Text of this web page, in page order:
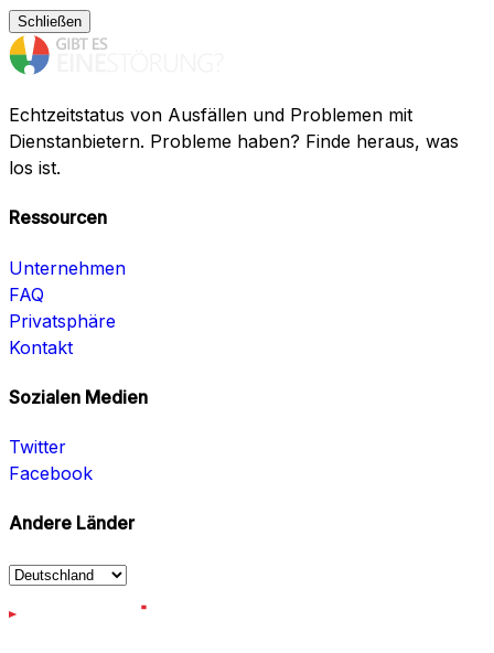
Schließen
Echtzeitstatus von Ausfällen und Problemen mit
Dienstanbietern. Probleme haben? Finde heraus, was
los ist.
Ressourcen
Unternehmen
FAQ
Privatsphäre
Kontakt
Sozialen Medien
Twitter
Facebook
Andere Länder